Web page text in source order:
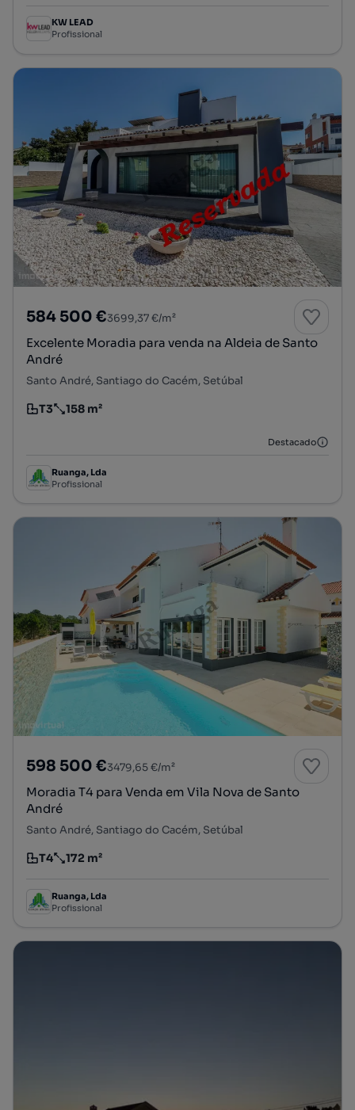
KW LEAD
Profissional
584 500 €3699,37 €/m²
Excelente Moradia para venda na Aldeia de Santo
André
Santo André, Santiago do Cacém, Setúbal
Tipologia
T3
Preço por metro quadrado
158 m²
Destacado
Ruanga, Lda
Profissional
598 500 €3479,65 €/m²
Moradia T4 para Venda em Vila Nova de Santo
André
Santo André, Santiago do Cacém, Setúbal
Tipologia
T4
Preço por metro quadrado
172 m²
Ruanga, Lda
Profissional